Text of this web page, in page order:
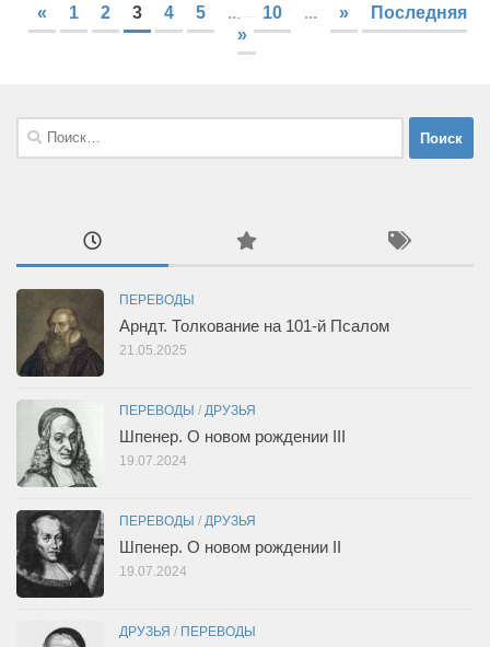
« 1 2 3 4 5 ... 10 ... »
Последняя
»
Найти:
ПЕРЕВОДЫ
Арндт. Толкование на 101-й Псалом
21.05.2025
ПЕРЕВОДЫ / ДРУЗЬЯ
Шпенер. О новом рождении III
19.07.2024
ПЕРЕВОДЫ / ДРУЗЬЯ
Шпенер. О новом рождении II
19.07.2024
ДРУЗЬЯ / ПЕРЕВОДЫ